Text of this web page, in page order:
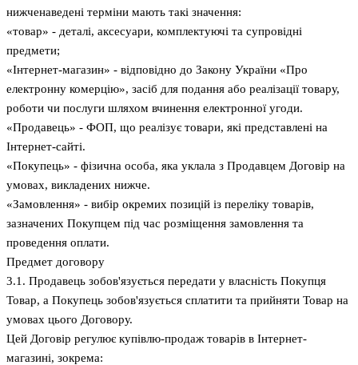
нижченаведені терміни мають такі значення:
«товар» - деталі, аксесуари, комплектуючі та супровідні
предмети;
«Інтернет-магазин» - відповідно до Закону України «Про
електронну комерцію», засіб для подання або реалізації товару,
роботи чи послуги шляхом вчинення електронної угоди.
«Продавець» - ФОП, що реалізує товари, які представлені на
Інтернет-сайті.
«Покупець» - фізична особа, яка уклала з Продавцем Договір на
умовах, викладених нижче.
«Замовлення» - вибір окремих позицій із переліку товарів,
зазначених Покупцем під час розміщення замовлення та
проведення оплати.
Предмет договору
3.1. Продавець зобов'язується передати у власність Покупця
Товар, а Покупець зобов'язується сплатити та прийняти Товар на
умовах цього Договору.
Цей Договір регулює купівлю-продаж товарів в Інтернет-
магазині, зокрема: